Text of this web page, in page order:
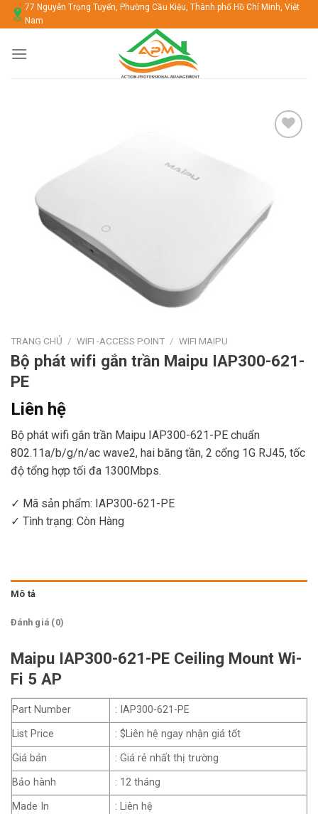
Chuyển
đến
dung
77 Nguyễn Trọng Tuyển, Phường Cầu Kiệu, Thành phố Hồ Chí Minh, Việt
Nam
TRANG CHỦ / WIFI -ACCESS POINT / WIFI MAIPU
Bộ phát wifi gắn trần Maipu IAP300-621-
PE
Liên hệ
Bộ phát wifi gắn trần Maipu IAP300-621-PE chuẩn
802.11a/b/g/n/ac wave2, hai băng tần, 2 cổng 1G RJ45, tốc
độ tổng hợp tối đa 1300Mbps.
✓ Mã sản phẩm: IAP300-621-PE
✓ Tình trạng: Còn Hàng
Mô tả
Đánh giá (0)
Maipu IAP300-621-PE Ceiling Mount Wi-
Fi 5 AP
Part Number
: IAP300-621-PE
List Price
: $Liên hệ ngay nhận giá tốt
Giá bán
: Giá rẻ nhất thị trường
Bảo hành
: 12 tháng
Made In
: Liên hệ